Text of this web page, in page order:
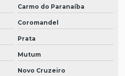
Carmo do Paranaíba
Coromandel
Prata
Mutum
Novo Cruzeiro